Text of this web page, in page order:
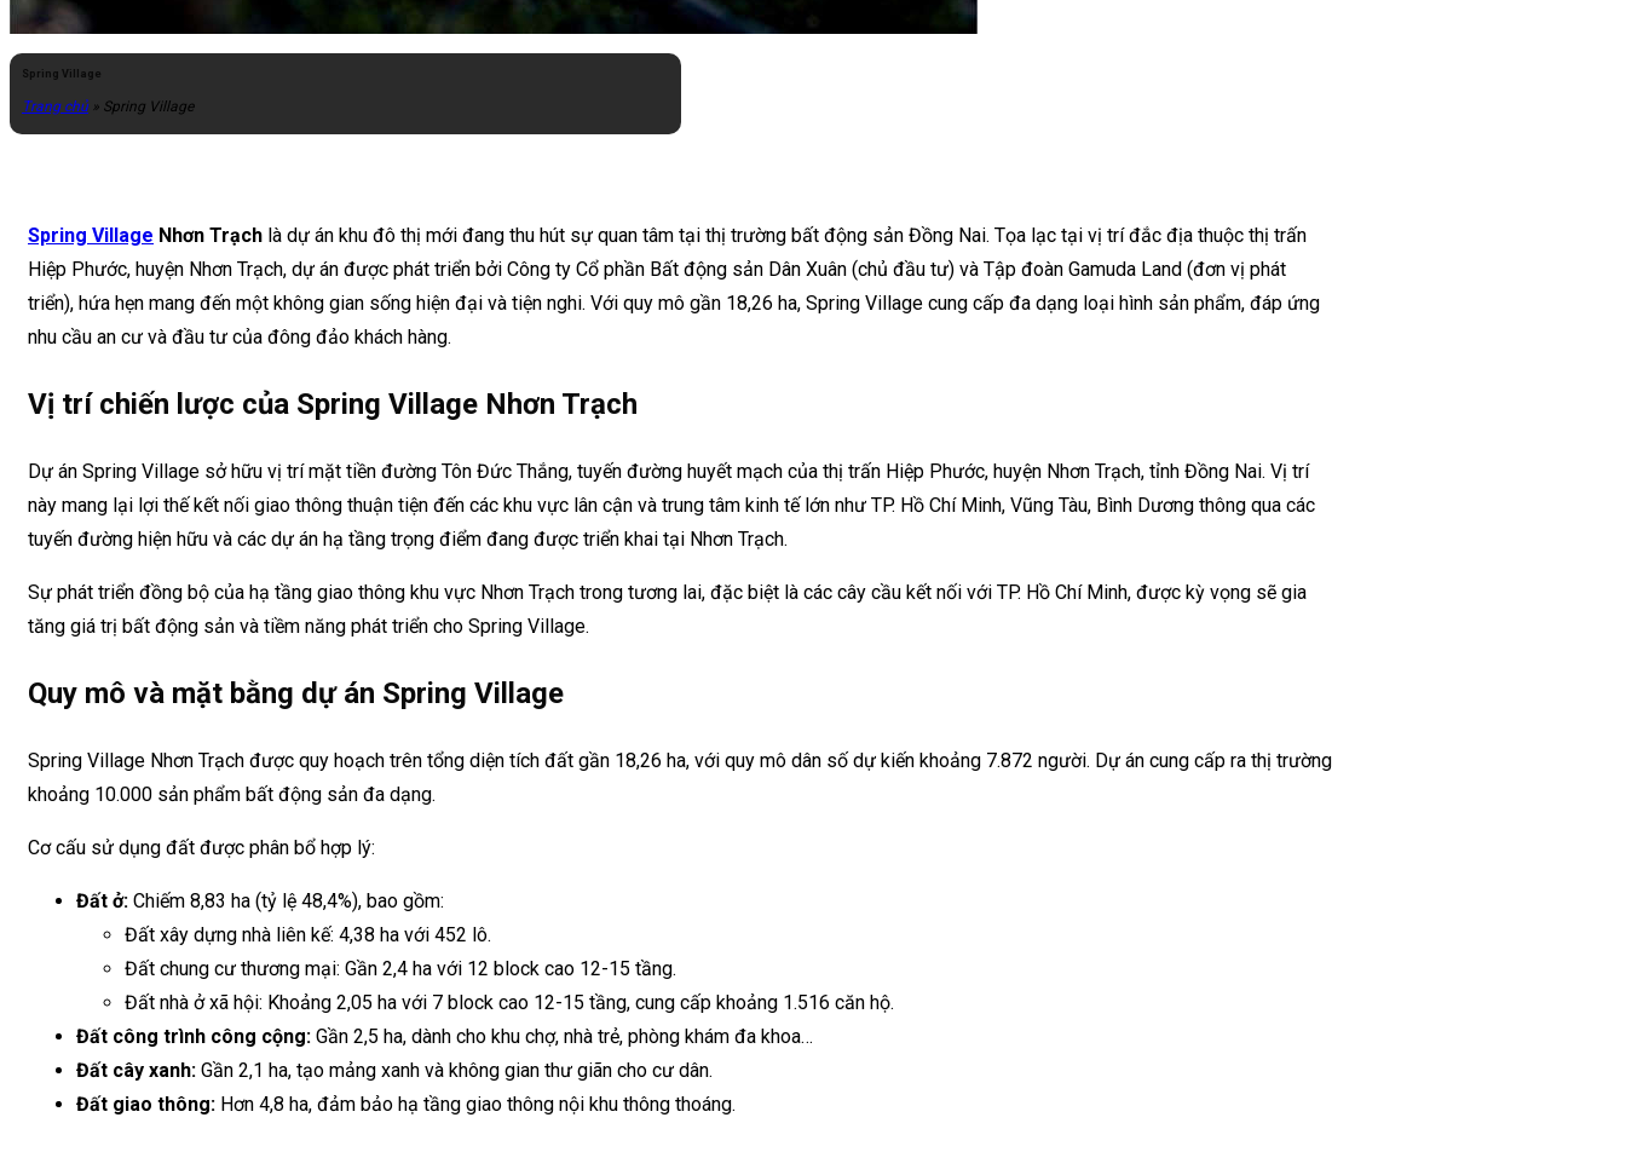
Spring Village
Trang chủ» Spring Village
Spring Village Nhơn Trạch là dự án khu đô thị mới đang thu hút sự quan tâm tại thị trường bất động sản Đồng Nai. Tọa lạc tại vị trí đắc địa thuộc thị trấn
Hiệp Phước, huyện Nhơn Trạch, dự án được phát triển bởi Công ty Cổ phần Bất động sản Dân Xuân (chủ đầu tư) và Tập đoàn Gamuda Land (đơn vị phát
triển), hứa hẹn mang đến một không gian sống hiện đại và tiện nghi. Với quy mô gần 18,26 ha, Spring Village cung cấp đa dạng loại hình sản phẩm, đáp ứng
nhu cầu an cư và đầu tư của đông đảo khách hàng.
Vị trí chiến lược của Spring Village Nhơn Trạch
Dự án Spring Village sở hữu vị trí mặt tiền đường Tôn Đức Thắng, tuyến đường huyết mạch của thị trấn Hiệp Phước, huyện Nhơn Trạch, tỉnh Đồng Nai. Vị trí
này mang lại lợi thế kết nối giao thông thuận tiện đến các khu vực lân cận và trung tâm kinh tế lớn như TP. Hồ Chí Minh, Vũng Tàu, Bình Dương thông qua các
tuyến đường hiện hữu và các dự án hạ tầng trọng điểm đang được triển khai tại Nhơn Trạch.
Sự phát triển đồng bộ của hạ tầng giao thông khu vực Nhơn Trạch trong tương lai, đặc biệt là các cây cầu kết nối với TP. Hồ Chí Minh, được kỳ vọng sẽ gia
tăng giá trị bất động sản và tiềm năng phát triển cho Spring Village.
Quy mô và mặt bằng dự án Spring Village
Spring Village Nhơn Trạch được quy hoạch trên tổng diện tích đất gần 18,26 ha, với quy mô dân số dự kiến khoảng 7.872 người. Dự án cung cấp ra thị trường
khoảng 10.000 sản phẩm bất động sản đa dạng.
Cơ cấu sử dụng đất được phân bổ hợp lý:
Đất ở: Chiếm 8,83 ha (tỷ lệ 48,4%), bao gồm:
Đất xây dựng nhà liên kế: 4,38 ha với 452 lô.
Đất chung cư thương mại: Gần 2,4 ha với 12 block cao 12-15 tầng.
Đất nhà ở xã hội: Khoảng 2,05 ha với 7 block cao 12-15 tầng, cung cấp khoảng 1.516 căn hộ.
Đất công trình công cộng: Gần 2,5 ha, dành cho khu chợ, nhà trẻ, phòng khám đa khoa…
Đất cây xanh: Gần 2,1 ha, tạo mảng xanh và không gian thư giãn cho cư dân.
Đất giao thông: Hơn 4,8 ha, đảm bảo hạ tầng giao thông nội khu thông thoáng.